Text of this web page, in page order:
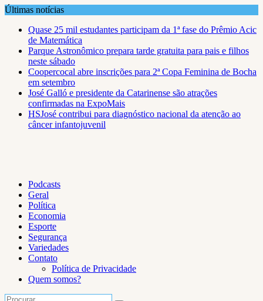
Skip
content
Últimas notícias
Quase 25 mil estudantes participam da 1ª fase do Prêmio Acic
de Matemática
Parque Astronômico prepara tarde gratuita para pais e filhos
neste sábado
Coopercocal abre inscrições para 2ª Copa Feminina de Bocha
em setembro
José Galló e presidente da Catarinense são atrações
confirmadas na ExpoMais
HSJosé contribui para diagnóstico nacional da atenção ao
câncer infantojuvenil
Podcasts
Geral
Política
Economia
Esporte
Segurança
Variedades
Contato
Política de Privacidade
Quem somos?